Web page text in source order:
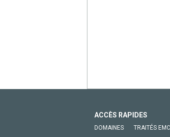
ACCÈS RAPIDES
DOMAINES TRAITÉS EMC